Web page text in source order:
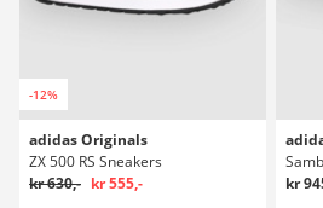
-12%
adidas Originals
ZX 500 RS Sneakers
kr 630,- kr 555,-
kr